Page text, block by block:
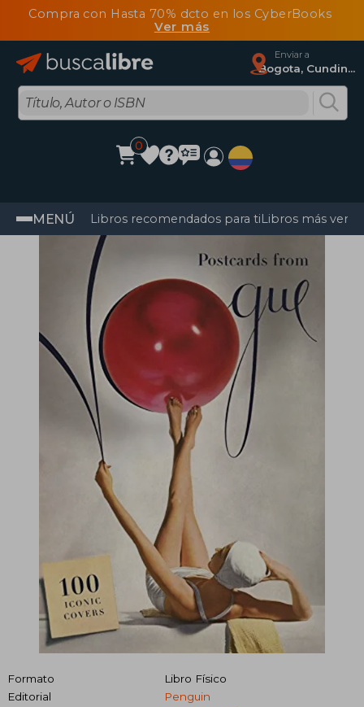
Compra con Hasta 70% dcto en los CyberBooks
Ver más
Enviar a
Bogota, Cundinamarca
0
MENÚ Libros recomendados para tiLibros más
Formato
Libro Físico
Editorial
Penguin